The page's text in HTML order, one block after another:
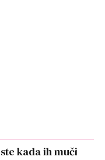
kada ih muči